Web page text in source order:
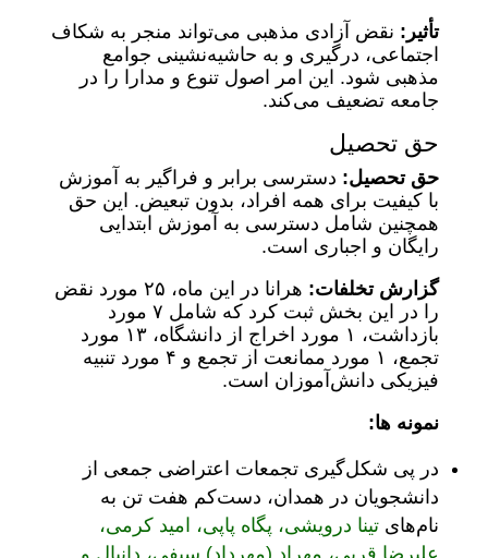
تأثیر: نقض آزادی مذهبی می‌تواند منجر به شکاف
اجتماعی، درگیری و به حاشیه‌نشینی جوامع
مذهبی شود. این امر اصول تنوع و مدارا را در
جامعه تضعیف می‌کند.
حق تحصیل
حق تحصیل: دسترسی برابر و فراگیر به آموزش
با کیفیت برای همه افراد، بدون تبعیض. این حق
همچنین شامل دسترسی به آموزش ابتدایی
رایگان و اجباری است.
گزارش تخلفات:
هرانا در این ماه، ۲۵ مورد نقض
را در این بخش ثبت کرد که شامل ۷ مورد
بازداشت، ۱ مورد اخراج از دانشگاه، ۱۳ مورد
تجمع، ۱ مورد ممانعت از تجمع و ۴ مورد تنبیه
فیزیکی دانش‌آموزان است.
نمونه ها:
در پی شکل‌گیری تجمعات اعتراضی جمعی از
دانشجویان در همدان، دست‌کم هفت تن به
نام‌های تینا درویشی، پگاه پاپی، امید کرمی،
علیرضا قربی، مهراد (مهرداد) سیفی، دانیال و